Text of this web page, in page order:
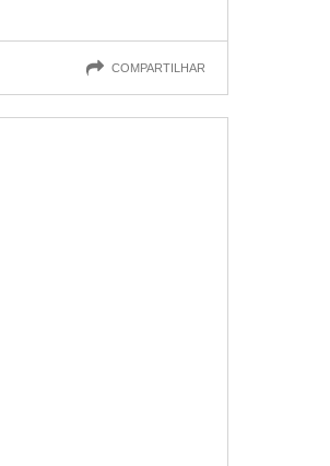
COMPARTILHAR